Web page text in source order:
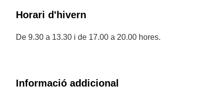
Horari d'hivern
De 9.30 a 13.30 i de 17.00 a 20.00 hores.
Informació addicional